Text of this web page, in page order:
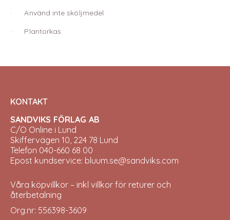
· Använd inte sköljmedel
· Plantorkas
KONTAKT
SANDVIKS FÖRLAG AB
C/O Online i Lund
Skiffervägen 10, 224 78 Lund
Telefon 040-660 68 00
Epost kundservice: bluum.se@sandviks.com
Våra köpvillkor – inkl villkor för returer och
återbetalning
Org.nr: 556398-3609